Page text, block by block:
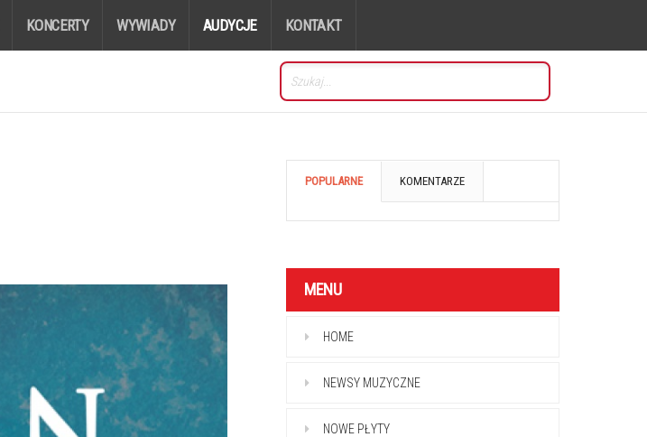
KONCERTY WYWIADY AUDYCJE KONTAKT
POPULARNE KOMENTARZE
MENU
HOME
NEWSY MUZYCZNE
NOWE PŁYTY